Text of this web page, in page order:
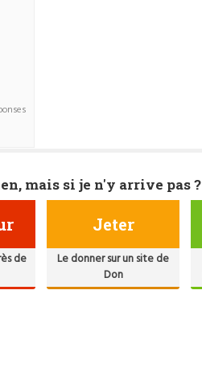
mais si je n'y arrive pas ?
de
Jeter
Le donner sur un site de
Don